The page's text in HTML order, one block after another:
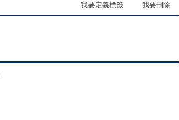
我要定義標籤 我要刪除